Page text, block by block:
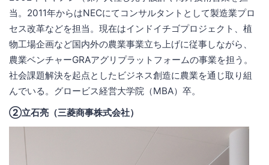
当。2011年からはNECにてコンサルタントとして製造業プロ
セス改革などを担当。現在はインドイチゴプロジェクト、植
物工場企画など国内外の農業事業立ち上げに従事しながら、
農業ベンチャーGRAアグリプラットフォームの事業を担う。
社会課題解決を起点としたビジネス創造に農業を通じ取り組
んでいる。グロービス経営大学院（MBA）卒。
②立石亮（三菱商事株式会社）